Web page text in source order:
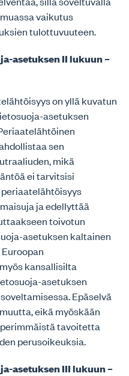
vaikutus
tulottuvuuteen.
asetuksen II lukuun –
on yllä kuvatun
asetuksen
sen
mikä
ei tarvitsisi
ja edellyttää
toivotun
asetuksen kaltainen
kansallisilta
asetuksen
Epäselvä
eikä myöskään
tavoitetta
perusoikeuksia.
asetuksen III lukuun –